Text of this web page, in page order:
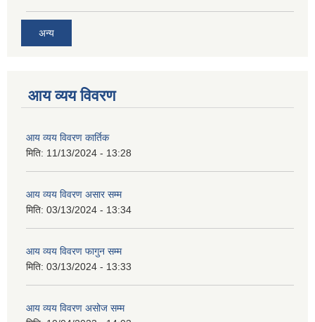
अन्य
आय व्यय विवरण
आय व्यय विवरण कार्तिक
मिति: 11/13/2024 - 13:28
आय व्यय विवरण असार सम्म
मिति: 03/13/2024 - 13:34
आय व्यय विवरण फागुन सम्म
मिति: 03/13/2024 - 13:33
आय व्यय विवरण असोज सम्म